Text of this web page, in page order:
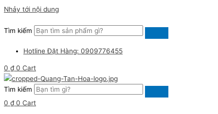
Nhảy tới nội dung
Tìm kiếm
Hotline Đặt Hàng: 0909776455
0 ₫ 0 Cart
Tìm kiếm
0 ₫ 0 Cart